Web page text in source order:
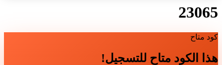
23065
كود متاح
هذا الكود متاح للتسجيل!